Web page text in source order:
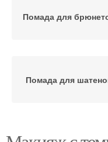
Помада для
Помада для